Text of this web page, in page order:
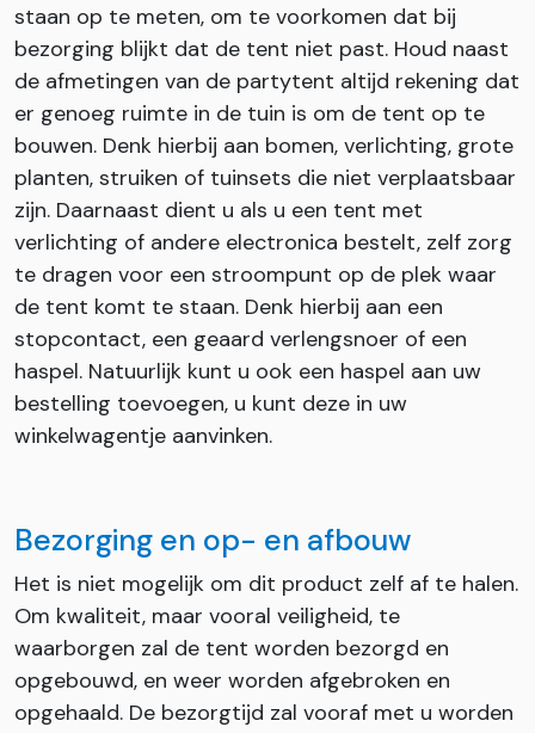
staan op te meten, om te voorkomen dat bij
bezorging blijkt dat de tent niet past. Houd naast
de afmetingen van de partytent altijd rekening dat
er genoeg ruimte in de tuin is om de tent op te
bouwen. Denk hierbij aan bomen, verlichting, grote
planten, struiken of tuinsets die niet verplaatsbaar
zijn. Daarnaast dient u als u een tent met
verlichting of andere electronica bestelt, zelf zorg
te dragen voor een stroompunt op de plek waar
de tent komt te staan. Denk hierbij aan een
stopcontact, een geaard verlengsnoer of een
haspel. Natuurlijk kunt u ook een haspel aan uw
bestelling toevoegen, u kunt deze in uw
winkelwagentje aanvinken.
Bezorging en op- en afbouw
Het is niet mogelijk om dit product zelf af te halen.
Om kwaliteit, maar vooral veiligheid, te
waarborgen zal de tent worden bezorgd en
opgebouwd, en weer worden afgebroken en
opgehaald. De bezorgtijd zal vooraf met u worden